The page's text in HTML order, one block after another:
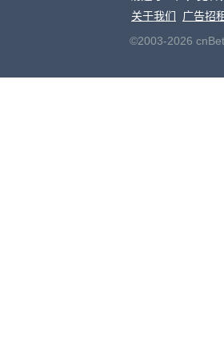
关于我们
广告招租
©2003-2026